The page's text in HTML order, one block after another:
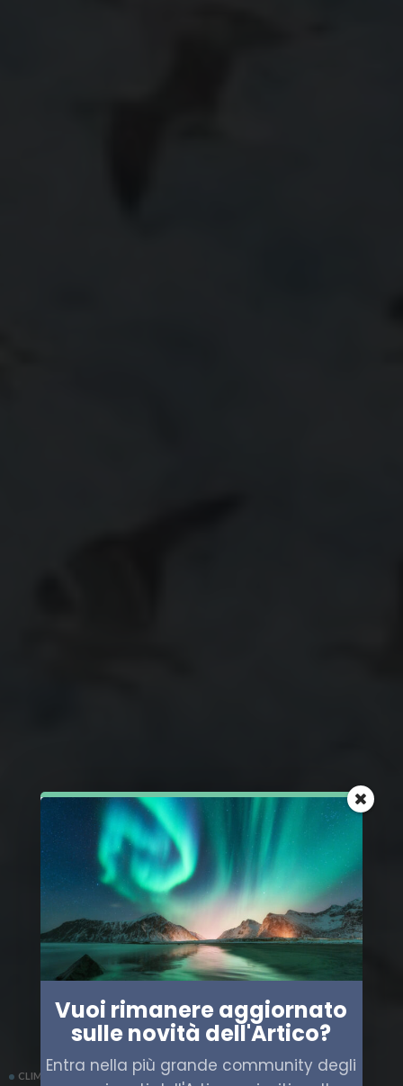
CLIMA GROENLANDIA SCIENZA
Vuoi rimanere aggiornato
sulle novità dell'Artico?
Entra nella più grande community degli